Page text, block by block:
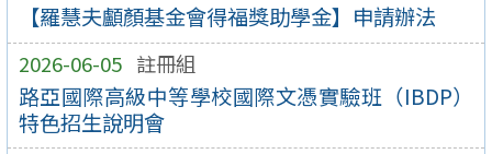
【羅慧夫顱顏基金會得福獎助學金】申請辦法
2026-06-05 註冊組
路亞國際高級中等學校國際文憑實驗班（IBDP）
特色招生說明會